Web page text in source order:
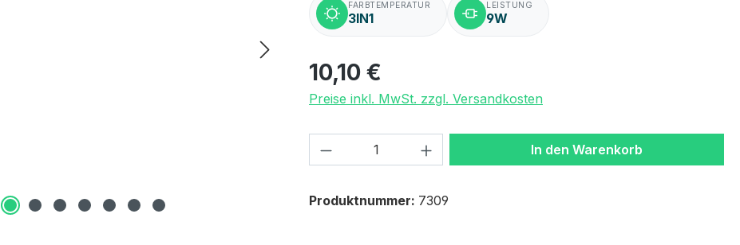
FARBTEMPERATUR
3IN1
LEISTUNG
9W
10,10 €
Preise inkl. MwSt. zzgl. Versandkosten
Produkt Anzahl: Gib den gewünschten Wert
In den Warenkorb
Produktnummer: 7309